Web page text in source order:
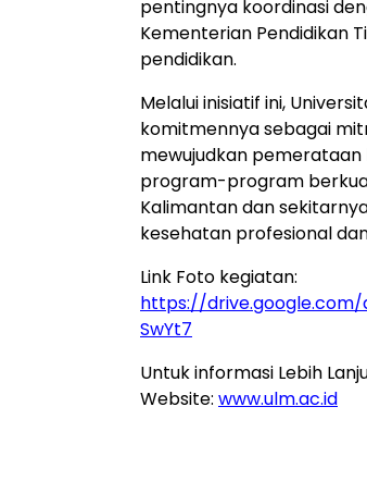
pentingnya koordinasi
Kementerian Pendidikan
pendidikan.
Melalui inisiatif ini,
komitmennya sebagai
mewujudkan pemerataan
program-program
Kalimantan dan
kesehatan profesional
Link Foto kegiatan:
https://drive.google.com/
SwYt7
Untuk informasi Lebih
Website: www.ulm.ac.id